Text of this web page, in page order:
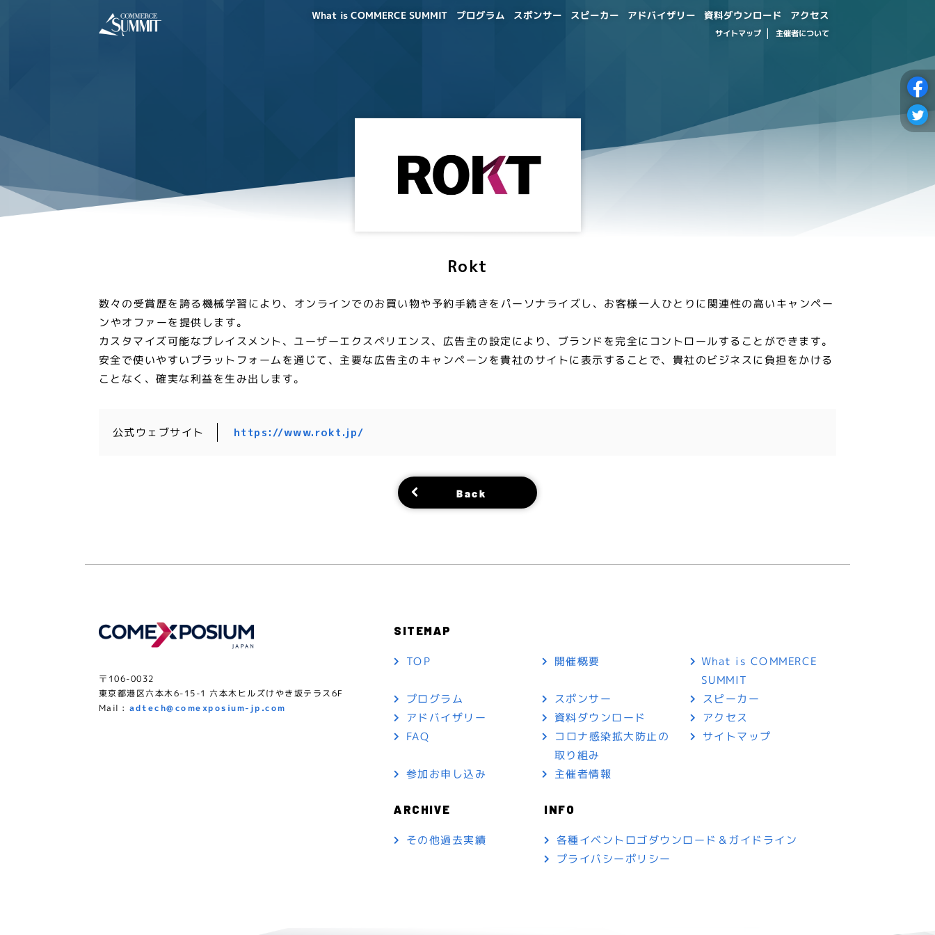
What is COMMERCE SUMMIT プログラム スポンサー スピーカー アドバイザリー 資料ダウンロード アクセス
サイトマップ 主催者について
Rokt
数々の受賞歴を誇る機械学習により、オンラインでのお買い物や予約手続きをパーソナライズし、お客様一人ひとりに関連性の高いキャンペー
ンやオファーを提供します。
カスタマイズ可能なプレイスメント、ユーザーエクスペリエンス、広告主の設定により、ブランドを完全にコントロールすることができます。
安全で使いやすいプラットフォームを通じて、主要な広告主のキャンペーンを貴社のサイトに表示することで、貴社のビジネスに負担をかける
ことなく、確実な利益を生み出します。
公式ウェブサイト https://www.rokt.jp/
Back
〒106-0032
東京都港区六本木6-15-1 六本木ヒルズけやき坂テラス6F
Mail :adtech@comexposium-jp.com
SITEMAP
TOP 開催概要 What is COMMERCE
SUMMIT
プログラム スポンサー スピーカー
アドバイザリー 資料ダウンロード アクセス
FAQ コロナ感染拡大防止の
取り組み
サイトマップ
参加お申し込み 主催者情報
ARCHIVE
その他過去実績
INFO
各種イベントロゴダウンロード＆ガイドライン
プライバシーポリシー